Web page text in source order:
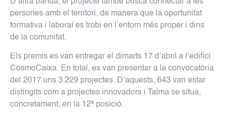
persones amb el territori, de manera que la oportunitat
formativa i laboral es trobi en l’entorn més proper i dins
de la comunitat.
Els premis es van entregar el dimarts 17 d’abril a l’edifici
CosmoCaixa. En total, es van presentar a la convocatòria
del 2017 uns 3.229 projectes. D’aquests, 643 van estar
distingits com a projectes innovadors i Talma se situa,
concretament, en la 12ª posició.